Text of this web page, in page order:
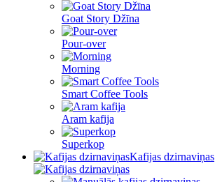
Goat Story Džīna
Pour-over
Morning
Smart Coffee Tools
Aram kafija
Superkop
Kafijas dzirnaviņas